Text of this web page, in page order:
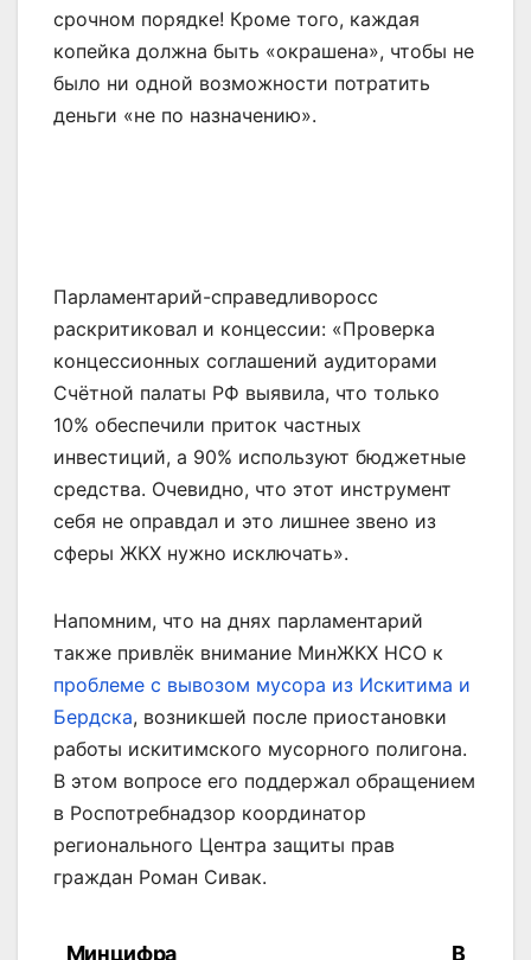
срочном порядке! Кроме того, каждая
копейка должна быть «окрашена», чтобы не
было ни одной возможности потратить
деньги «не по назначению».
Парламентарий-справедливоросс
раскритиковал и концессии: «Проверка
концессионных соглашений аудиторами
Счётной палаты РФ выявила, что только
10% обеспечили приток частных
инвестиций, а 90% используют бюджетные
средства. Очевидно, что этот инструмент
себя не оправдал и это лишнее звено из
сферы ЖКХ нужно исключать».
Напомним, что на днях парламентарий
также привлёк внимание МинЖКХ НСО к
проблеме с вывозом мусора из Искитима и
Бердска, возникшей после приостановки
работы искитимского мусорного полигона.
В этом вопросе его поддержал обращением
в Роспотребнадзор координатор
регионального Центра защиты прав
граждан Роман Сивак.
В
Минцифра